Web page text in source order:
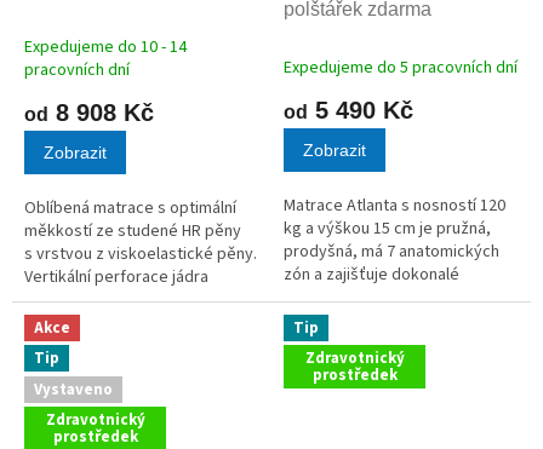
A
Průměrné
hodnocení
produktu
je
5,0
z
5
hvězdiček.
Expedujeme do 10 - 14
pracovních dní
od 8 908 Kč
Zobrazit
Oblíbená matrace s optimální
měkkostí ze studené HR pěny
s vrstvou z viskoelastické pěny.
Vertikální perforace jádra
zlepšuje prodyšnost matrace.
R
polštářek zdarma
Expedujeme do 5 pracovních dní
od 5 490 Kč
Zobrazit
Matrace Atlanta s nosností 120
kg a výškou 15 cm je pružná,
prodyšná, má 7 anatomických
zón a zajišťuje dokonalé
rozložení hmotnosti těla.
Akce
Tip
Vystaveno
Zdravotnický
prostředek
Tip
Zdravotnický
prostředek